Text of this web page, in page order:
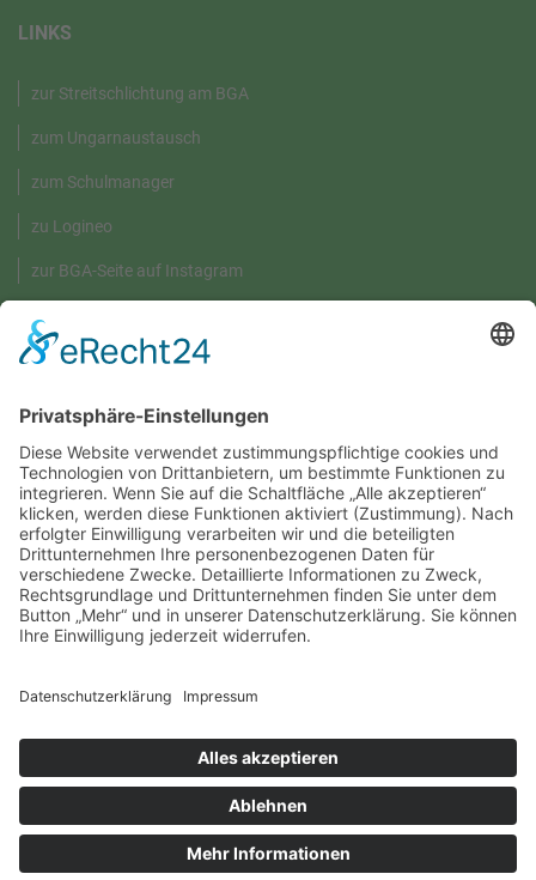
LINKS
zur Streitschlichtung am BGA
zum Ungarnaustausch
zum Schulmanager
zu Logineo
zur BGA-Seite auf Instagram
GRÜNE UMWELT-BOX
© 2026 Burggymnasium Altena | Alle Rechte vorbehalten.